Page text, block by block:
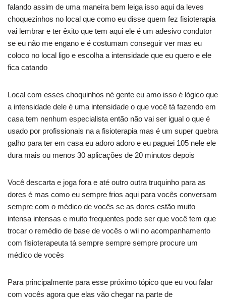
falando assim de uma maneira bem leiga isso aqui da leves
choquezinhos no local que como eu disse quem fez fisioterapia
vai lembrar e ter êxito que tem aqui ele é um adesivo condutor
se eu não me engano e é costumam conseguir ver mas eu
coloco no local ligo e escolha a intensidade que eu quero e ele
fica catando
Local com esses choquinhos né gente eu amo isso é lógico que
a intensidade dele é uma intensidade o que você tá fazendo em
casa tem nenhum especialista então não vai ser igual o que é
usado por profissionais na a fisioterapia mas é um super quebra
galho para ter em casa eu adoro adoro e eu paguei 105 nele ele
dura mais ou menos 30 aplicações de 20 minutos depois
Você descarta e joga fora e até outro outra truquinho para as
dores é mas como eu sempre frios aqui para vocês conversam
sempre com o médico de vocês se as dores estão muito
intensa intensas e muito frequentes pode ser que você tem que
trocar o remédio de base de vocês o wii no acompanhamento
com fisioterapeuta tá sempre sempre sempre procure um
médico de vocês
Para principalmente para esse próximo tópico que eu vou falar
com vocês agora que elas vão chegar na parte de